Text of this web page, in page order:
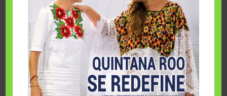
2.- Mejor Resort Familiar Todo Incluido-México:The
Grand at Moon Palace Cancún (Gold); Grand Palladium Costa
Mujeres Resort & Spa (Plata)
The Grand at Moon Palace Cancún
3.- Mejor Resort de Lujo Todo Incluido – México:UNICO